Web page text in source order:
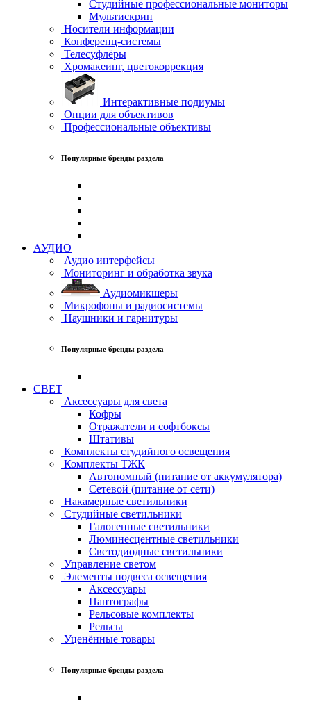
Студийные профессиональные мониторы
Мультискрин
Носители информации
Конференц-системы
Телесуфлёры
Хромакеинг, цветокоррекция
Интерактивные подиумы
Опции для объективов
Профессиональные объективы
Популярные бренды раздела
АУДИО
Аудио интерфейсы
Мониторинг и обработка звука
Аудиомикшеры
Микрофоны и радиосистемы
Наушники и гарнитуры
Популярные бренды раздела
СВЕТ
Аксессуары для света
Кофры
Отражатели и софтбоксы
Штативы
Комплекты студийного освещения
Комплекты ТЖК
Автономный (питание от аккумулятора)
Сетевой (питание от сети)
Накамерные светильники
Студийные светильники
Галогенные светильники
Люминесцентные светильники
Светодиодные светильники
Управление светом
Элементы подвеса освещения
Аксессуары
Пантографы
Рельсовые комплекты
Рельсы
Уценённые товары
Популярные бренды раздела